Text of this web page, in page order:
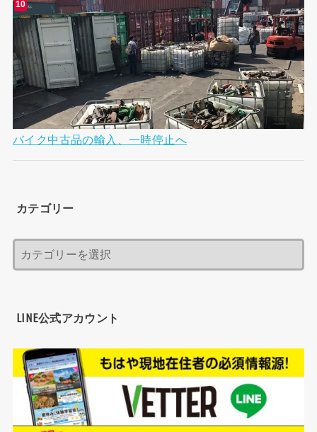
バイク中古品の輸入、一時停止へ
カテゴリー
LINE公式アカウント